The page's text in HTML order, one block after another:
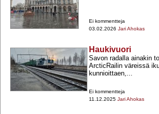
Ei kommentteja
03.02.2026 Jari Ahokas
Haukivuori
Savon radalla ainakin
ArcticRailin väreissä
kunnioittaen,...
Ei kommentteja
11.12.2025 Jari Ahokas